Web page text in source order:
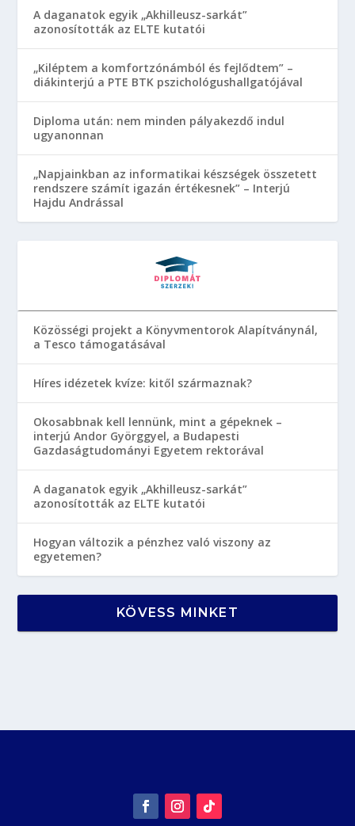
A daganatok egyik „Akhilleusz-sarkát”
azonosították az ELTE kutatói
„Kiléptem a komfortzónámból és fejlődtem” –
diákinterjú a PTE BTK pszichológushallgatójával
Diploma után: nem minden pályakezdő indul
ugyanonnan
„Napjainkban az informatikai készségek összetett
rendszere számít igazán értékesnek” – Interjú
Hajdu Andrással
Közösségi projekt a Könyvmentorok Alapítványnál,
a Tesco támogatásával
Híres idézetek kvíze: kitől származnak?
Okosabbnak kell lennünk, mint a gépeknek –
interjú Andor Györggyel, a Budapesti
Gazdaságtudományi Egyetem rektorával
A daganatok egyik „Akhilleusz-sarkát”
azonosították az ELTE kutatói
Hogyan változik a pénzhez való viszony az
egyetemen?
KÖVESS MINKET